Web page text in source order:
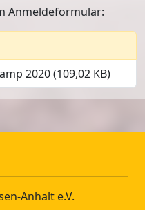
Anmeldeformular:
2020 (109,02 KB)
Anhalt e.V.